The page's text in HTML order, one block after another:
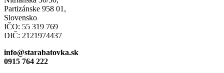
Partizánske 958 01,
Slovensko
IČO: 55 319 769
DIČ: 2121974437
info@starabatovka.sk
0915 764 222